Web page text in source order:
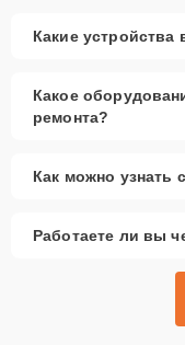
Какие
Какое
ремонта?
Как можно узнать
Работаете ли вы